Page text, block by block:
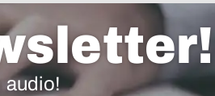
audio!